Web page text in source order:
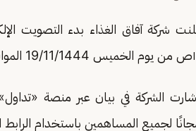
شركة آفاق الغذاء بدء التصويت
الجمعية.
الشركة في بيان عبر منصة
لجميع المساهمين باستخدام الرابط